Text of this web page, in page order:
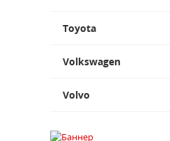
Toyota
Volkswagen
Volvo